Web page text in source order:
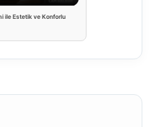
ile Estetik ve Konforlu